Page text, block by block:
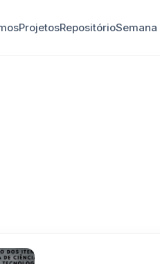
ProjetosRepositório